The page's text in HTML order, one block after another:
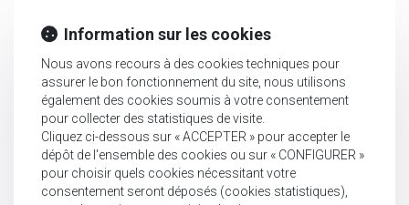
Information sur les cookies
Nous avons recours à des cookies techniques pour
assurer le bon fonctionnement du site, nous utilisons
également des cookies soumis à votre consentement
pour collecter des statistiques de visite.
Cliquez ci-dessous sur « ACCEPTER » pour accepter le
dépôt de l'ensemble des cookies ou sur « CONFIGURER »
pour choisir quels cookies nécessitant votre
consentement seront déposés (cookies statistiques),